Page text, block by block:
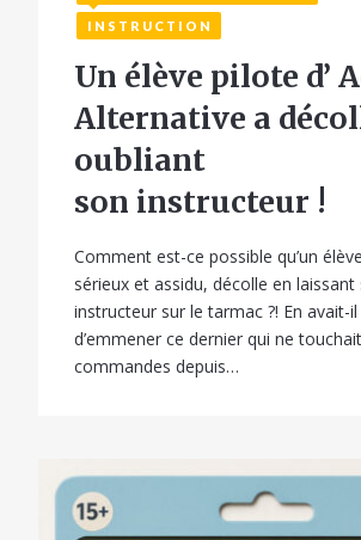
INSTRUCTION
Un élève pilote d’
Alternative a
oubliant
son instructeur !
Comment est-ce possible qu’un
sérieux et assidu, décolle en laissant
instructeur sur le tarmac ?! En avait-
d’emmener ce dernier qui ne
commandes depuis…